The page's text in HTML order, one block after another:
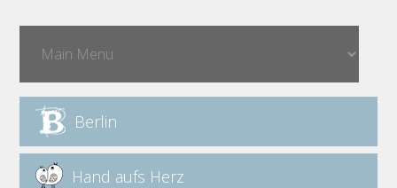
Berlin
Hand aufs Herz